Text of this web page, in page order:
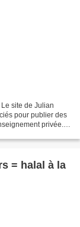
site de Julian
pour publier des
privée.
= halal à la